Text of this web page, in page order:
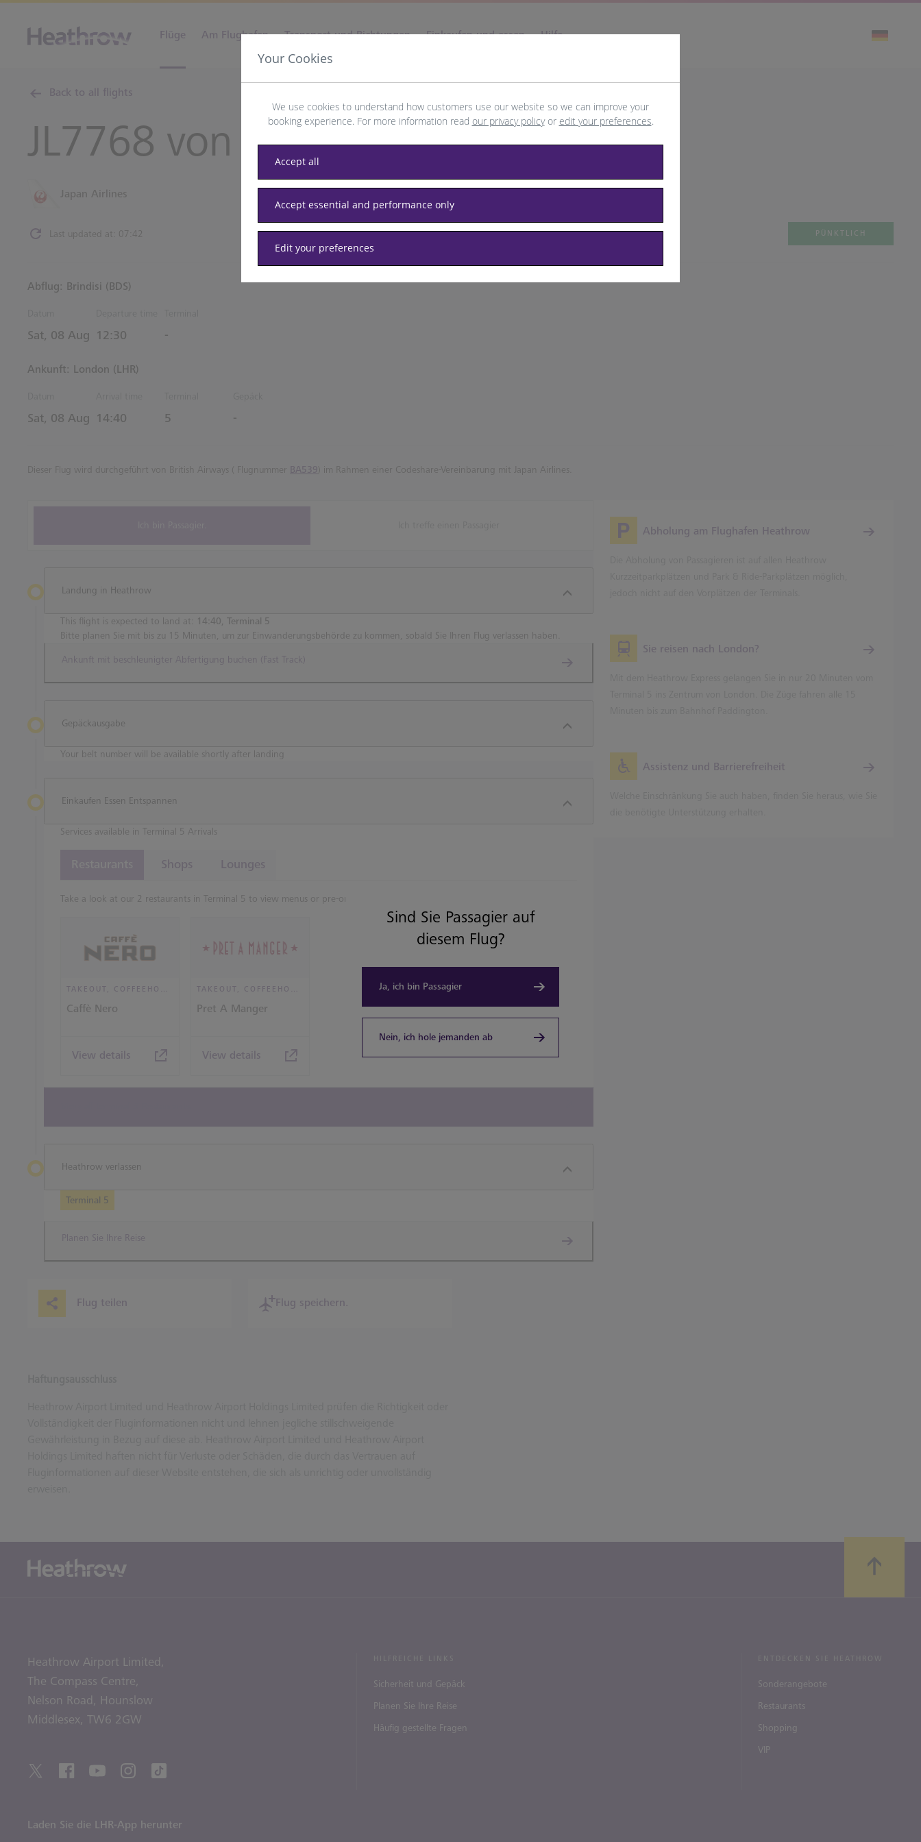
Flüge Am Flughafen Transport und Richtungen Einkaufen und essen Hilfe
Back to all flights
JL7768 von Brindisi
Japan Airlines
Last updated at: 07:42 PÜNKTLICH
Abflug: Brindisi (BDS)
Sat, 08 Aug Estimated Uhrzeiten
12:30 -
Ankunft: London (LHR)
Sat, 08 Aug Estimated Uhrzeiten
14:40 5 -
Dieser Flug wird durchgeführt von British Airways ( Flugnummer BA539) im Rahmen einer Codeshare-Vereinbarung mit Japan Airlines.
Landung in Heathrow
This flight is expected to land at:
14:40, Terminal 5
Bitte planen Sie mit bis zu 15 Minuten, um zur Einwanderungsbehörde zu kommen, sobald Sie Ihren Flug verlassen haben.
Ankunft mit beschleunigter Abfertigung buchen (Fast Track)
Gepäckausgabe
Your belt number will be available shortly after landing
Einkaufen Essen Entspannen
Services available in Terminal 5 Arrivals
Shops Lounges
Take a look at our 2 restaurants in Terminal 5 to view menus or pre-order.
TAKEOUT, COFFEEHOUSE AND CAFÉ
Caffè Nero
View details
TAKEOUT, COFFEEHOUSE AND CAFÉ
Pret A Manger
View details
Heathrow verlassen
Terminal 5
Planen Sie Ihre Reise
Abholung am Flughafen Heathrow
Sie reisen nach London?
Assistenz und Barrierefreiheit
Flug teilen Flug speichern.
Heathrow Airport Limited,
The Compass Centre,
Nelson Road, Hounslow
Middlesex, TW6 2GW
Sicherheit und Gepäck
Planen Sie Ihre Reise
Häufig gestellte Fragen
Sonderangebote
Restaurants
Shopping
VIP
Laden Sie die LHR-App herunter
Your Cookies
We use cookies to understand how customers use our website so we can improve your
booking experience. For more information read our privacy policyor edit your preferences.
Accept all
Accept essential and performance only
Edit your preferences
Sind Sie Passagier auf
diesem Flug?
Ja, ich bin Passagier
Nein, ich hole jemanden ab